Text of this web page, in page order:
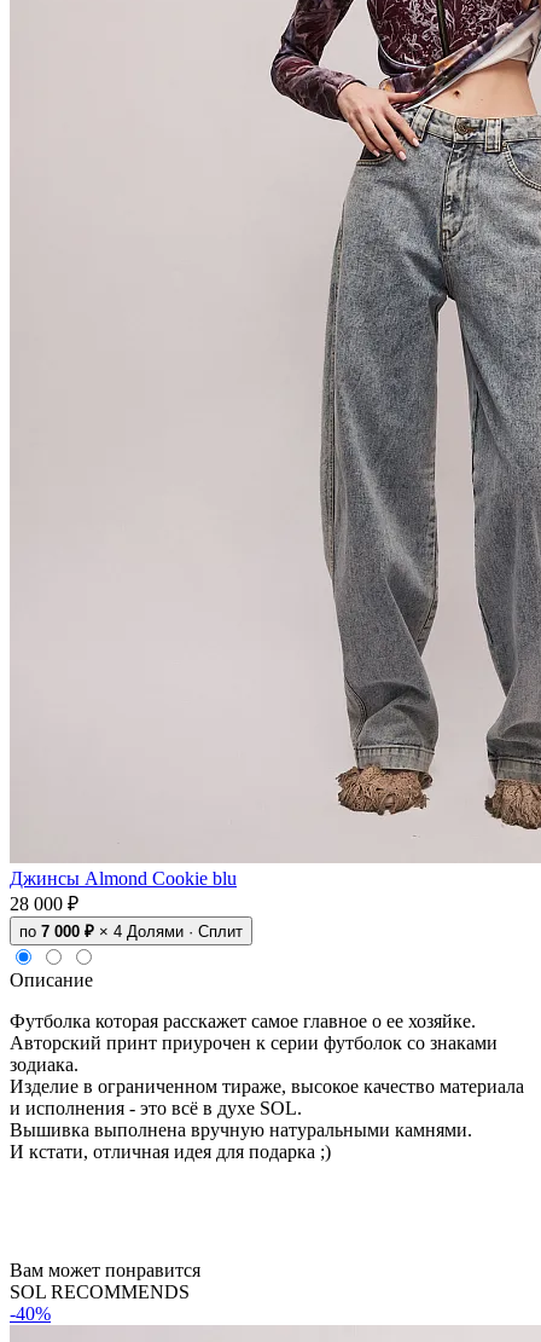
Джинсы Almond Cookie blu
28 000 ₽
по 7 000 ₽ × 4 Долями · Сплит
Описание
Футболка которая расскажет самое главное о ее хозяйке.
Авторский принт приурочен к серии футболок со знаками
зодиака.
Изделие в ограниченном тираже, высокое качество материала
и исполнения - это всё в духе SOL.
Вышивка выполнена вручную натуральными камнями.
И кстати, отличная идея для подарка ;)
Вам может понравится
SOL RECOMMENDS
-40%